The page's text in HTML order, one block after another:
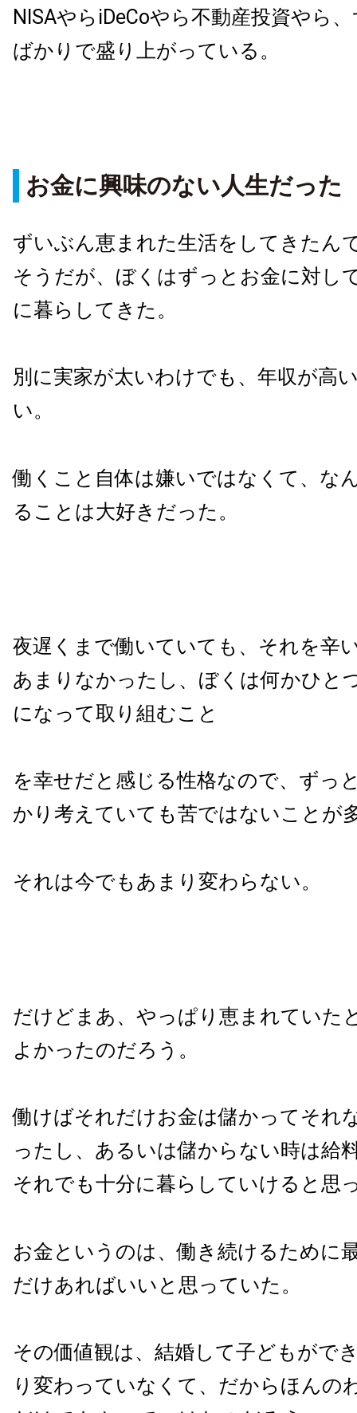
NISAやらiDeCoやら不動産投資やら
ばかりで盛り上がっている。
お金に興味のない人生だった
ずいぶん恵まれた生活をしてきたん
そうだが、ぼくはずっとお金に対し
に暮らしてきた。
別に実家が太いわけでも、年収が高
い。
働くこと自体は嫌いではなくて、な
ることは大好きだった。
夜遅くまで働いていても、それを辛
あまりなかったし、ぼくは何かひと
になって取り組むこと
を幸せだと感じる性格なので、ずっ
かり考えていても苦ではないことが
それは今でもあまり変わらない。
だけどまあ、やっぱり恵まれていた
よかったのだろう。
働けばそれだけお金は儲かってそれ
ったし、あるいは儲からない時は給
それでも十分に暮らしていけると思
お金というのは、働き続けるために
だけあればいいと思っていた。
その価値観は、結婚して子どもがで
り変わっていなくて、だからほんの